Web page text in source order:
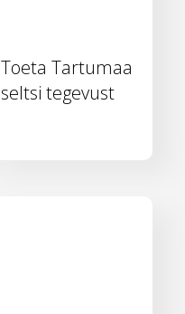
Toeta Tartumaa
seltsi tegevust